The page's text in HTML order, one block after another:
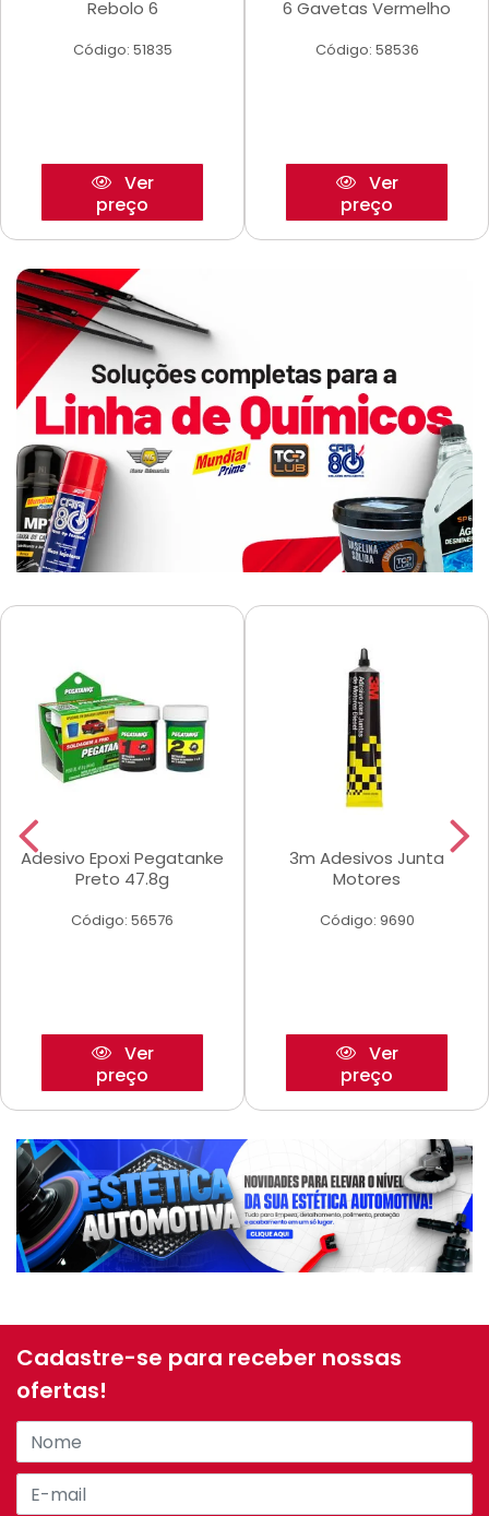
Rebolo 6
Código: 51835
Ver
preço
6 Gavetas Vermelho
Código: 58536
Ver
preço
Adesivo Epoxi Pegatanke
Preto 47.8g
Código: 56576
Ver
preço
3m Adesivos Junta
Motores
Código: 9690
Ver
preço
Cadastre-se para receber nossas
ofertas!